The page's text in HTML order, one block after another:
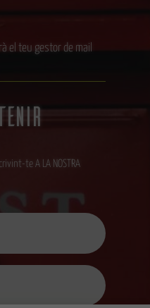
el teu gestor de mail
te A LA NOSTRA